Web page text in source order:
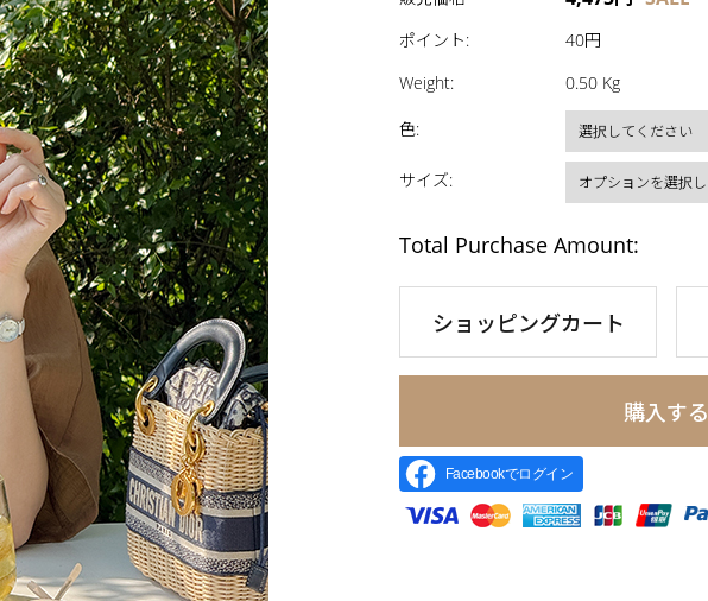
ポイント:
40円
Weight: 0.50 Kg
色:
サイズ:
Total Purchase Amount:
ショッピングカート
購入する
Facebookでログイン